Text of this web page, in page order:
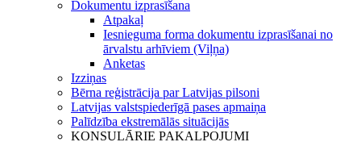
Dokumentu izprasīšana
Atpakaļ
Iesnieguma forma dokumentu izprasīšanai no
ārvalstu arhīviem (Viļņa)
Anketas
Izziņas
Bērna reģistrācija par Latvijas pilsoni
Latvijas valstspiederīgā pases apmaiņa
Palīdzība ekstremālās situācijās
KONSULĀRIE PAKALPOJUMI